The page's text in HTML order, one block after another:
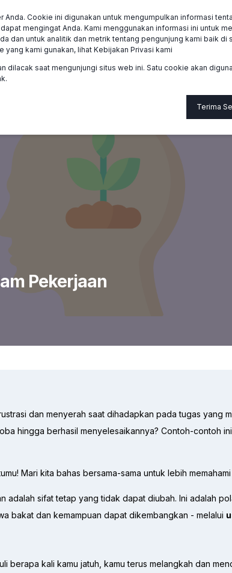
Cookie ini digunakan untuk mengumpulkan informasi
mengingat Anda. Kami menggunakan informasi ini untuk
dan untuk analitik dan metrik tentang pengunjung kami baik di
kami gunakan, lihat Kebijakan Privasi kami
dilacak saat mengunjungi situs web ini. Satu cookie akan
Terima
Anggota Bantuan
Pekerjaan
dan menyerah saat dihadapkan pada tugas yang
hingga berhasil menyelesaikannya? Contoh-contoh
Mari kita bahas bersama-sama untuk lebih
sifat tetap yang tidak dapat diubah. Ini adalah
bakat dan kemampuan dapat dikembangkan - melalui
kali kamu jatuh, kamu terus melangkah dan